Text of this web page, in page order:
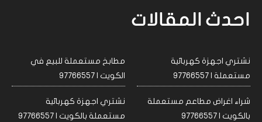
احدث المقالات
نشتري اجهزة كهربائية
مستعملة | 97766557
مطابخ مستعملة للبيع في
الكويت | 97766557
شراء اغراض مطاعم مستعملة
بالكويت | 97766557
نشتري اجهزة كهربائية
مستعملة بالكويت | 97766557